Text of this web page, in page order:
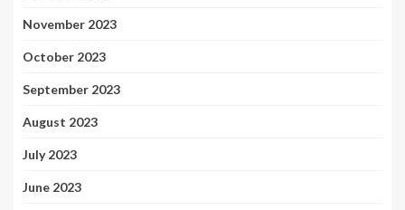
November 2023
October 2023
September 2023
August 2023
July 2023
June 2023